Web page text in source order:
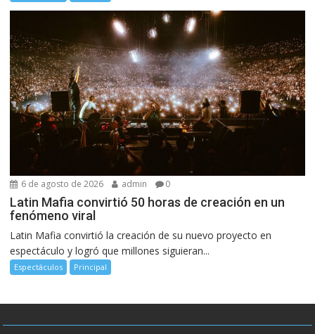
6 de agosto de 2026 admin 0
Latin Mafia convirtió 50 horas de creación en un
fenómeno viral
Latin Mafia convirtió la creación de su nuevo proyecto en
espectáculo y logró que millones siguieran...
Espectáculos Principal